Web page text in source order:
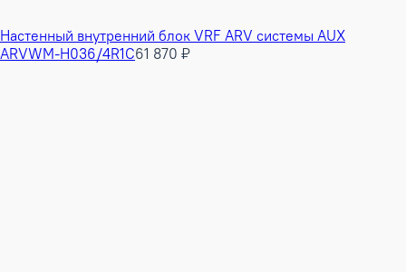
Настенный внутренний блок VRF ARV системы AUX
ARVWM-H036/4R1C61 870 ₽